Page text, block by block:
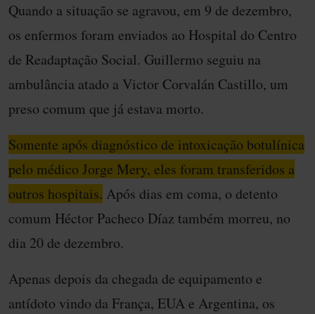
Quando a situação se agravou, em 9 de dezembro,
os enfermos foram enviados ao Hospital do Centro
de Readaptação Social. Guillermo seguiu na
ambulância atado a Victor Corvalán Castillo, um
preso comum que já estava morto.
Somente após diagnóstico de intoxicação botulínica
pelo médico Jorge Mery, eles foram transferidos a
outros hospitais. Após dias em coma, o detento
comum Héctor Pacheco Díaz também morreu, no
dia 20 de dezembro.
Apenas depois da chegada de equipamento e
antídoto vindo da França, EUA e Argentina, os